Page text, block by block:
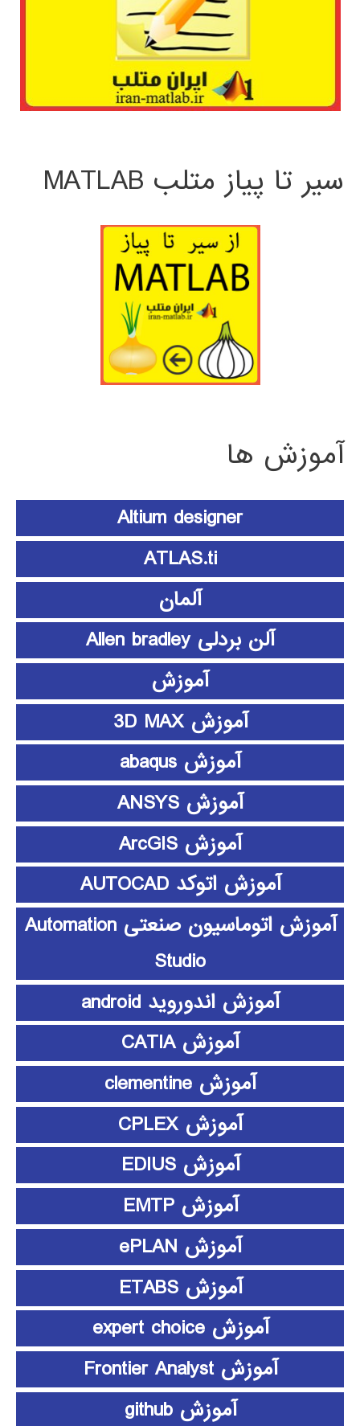
سیر تا پیاز متلب MATLAB
آموزش ها
Altium designer
ATLAS.ti
آلمان
آلن بردلی Allen bradley
آموزش
آموزش 3D MAX
آموزش abaqus
آموزش ANSYS
آموزش ArcGIS
آموزش اتوکد AUTOCAD
آموزش اتوماسیون صنعتی Automation
Studio
آموزش اندوروید android
آموزش CATIA
آموزش clementine
آموزش CPLEX
آموزش EDIUS
آموزش EMTP
آموزش ePLAN
آموزش ETABS
آموزش expert choice
آموزش Frontier Analyst
آموزش github